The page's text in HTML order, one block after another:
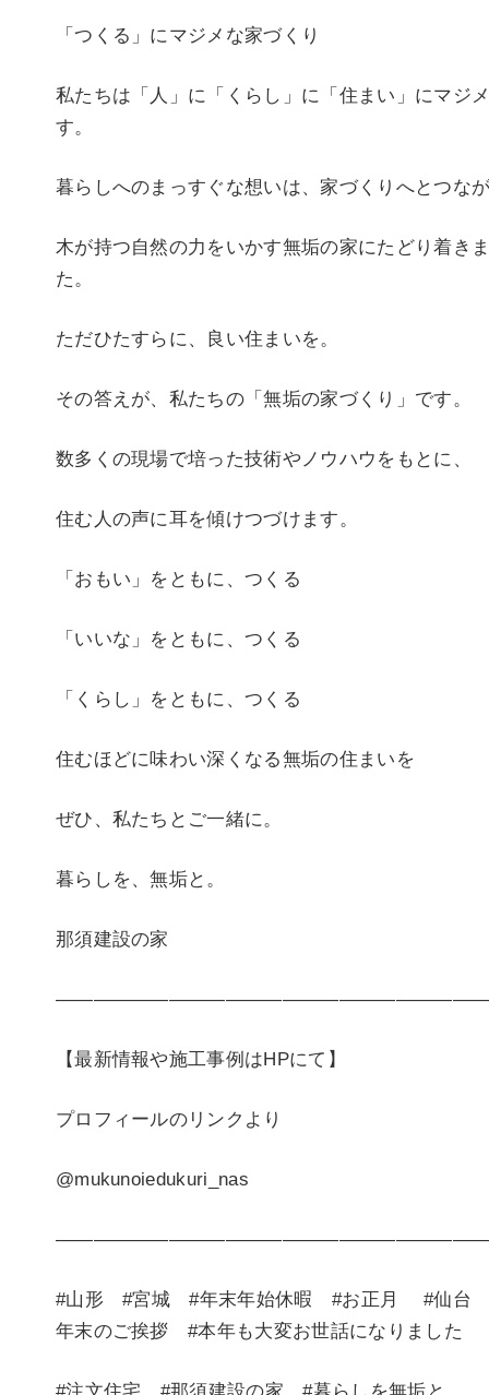
「つくる」にマジメな家づくり
私たちは「人」に「くらし」に「住まい」にマジ
す。
暮らしへのまっすぐな想いは、家づくりへとつな
木が持つ自然の力をいかす無垢の家にたどり着き
た。
ただひたすらに、良い住まいを。
その答えが、私たちの「無垢の家づくり」です。
数多くの現場で培った技術やノウハウをもとに、
住む人の声に耳を傾けつづけます。
「おもい」をともに、つくる
「いいな」をともに、つくる
「くらし」をともに、つくる
住むほどに味わい深くなる無垢の住まいを
ぜひ、私たちとご一緒に。
暮らしを、無垢と。
那須建設の家
【最新情報や施工事例はHPにて】
プロフィールのリンクより
@mukunoiedukuri_nas
#山形 #宮城 #年末年始休暇 #お正月 #仙台
年末のご挨拶 #本年も大変お世話になりました
#注文住宅 #那須建設の家 #暮らしを無垢と